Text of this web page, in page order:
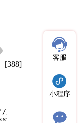
[388]
客服
小程序